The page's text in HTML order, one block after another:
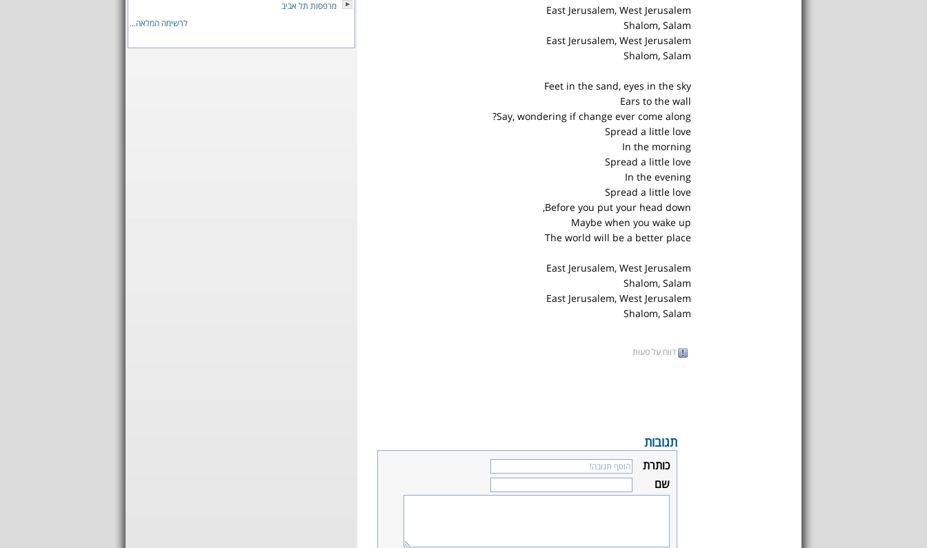
East Jerusalem, West Jerusalem
Shalom, Salam
East Jerusalem, West Jerusalem
Shalom, Salam
Feet in the sand, eyes in the sky
Ears to the wall
Say, wondering if change ever come along?
Spread a little love
In the morning
Spread a little love
In the evening
Spread a little love
Before you put your head down,
Maybe when you wake up
The world will be a better place
East Jerusalem, West Jerusalem
Shalom, Salam
East Jerusalem, West Jerusalem
Shalom, Salam
דווח על טעות
תגובות
כותרת
שם
מרפסות תל אביב
לרשימה המלאה...